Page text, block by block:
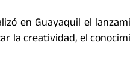
en Guayaquil el
la creatividad, el